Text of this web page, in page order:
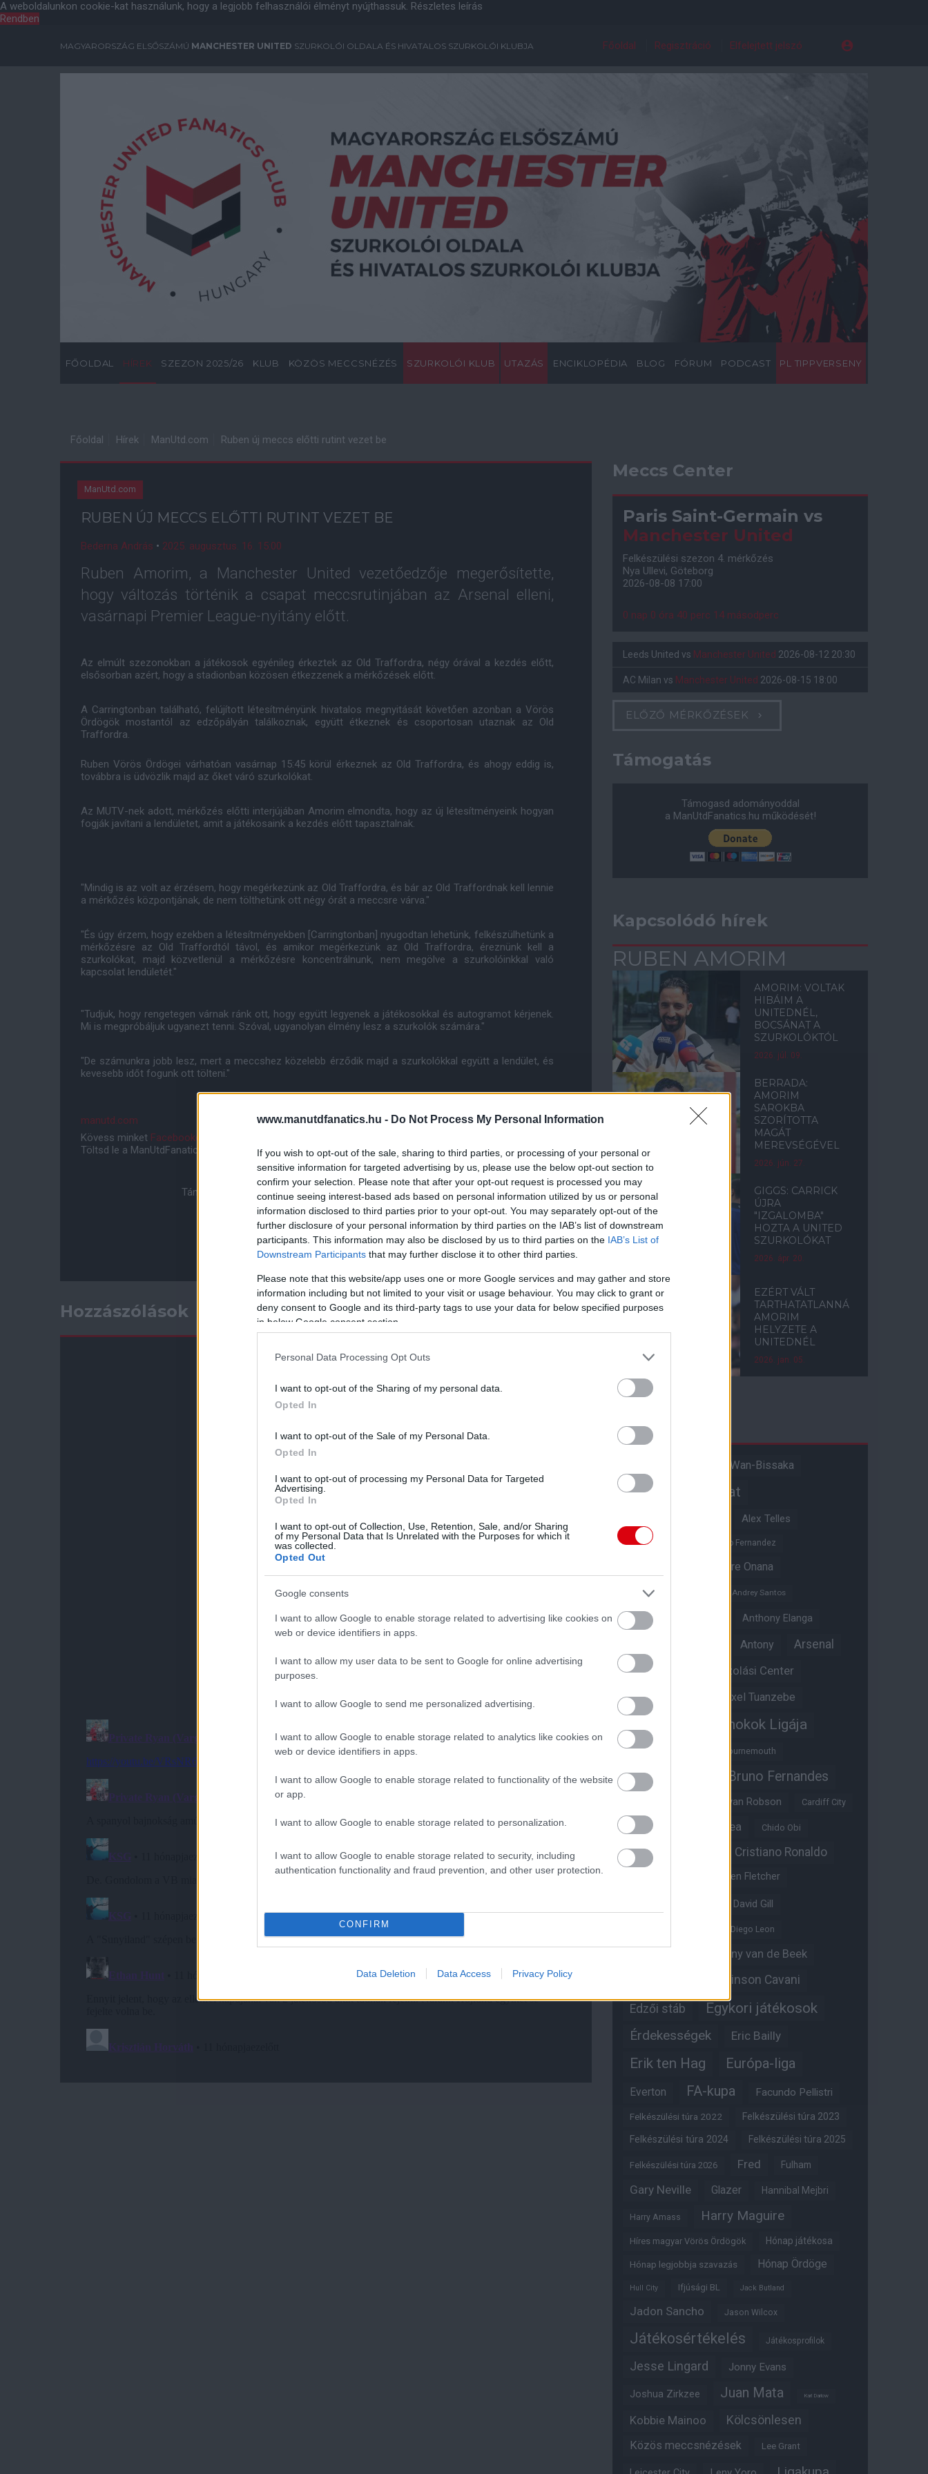
www.manutdfanatics.hu - Do Not Process My Personal Information
If you wish to opt-out of the sale, sharing to third parties, or processing of your personal or
sensitive information for targeted advertising by us, please use the below opt-out section to
confirm your selection. Please note that after your opt-out request is processed you may
continue seeing interest-based ads based on personal information utilized by us or personal
information disclosed to third parties prior to your opt-out. You may separately opt-out of the
further disclosure of your personal information by third parties on the IAB’s list of downstream
participants. This information may also be disclosed by us to third parties on the IAB’s List of
Downstream Participants that may further disclose it to other third parties.
Please note that this website/app uses one or more Google services and may gather and store
information including but not limited to your visit or usage behaviour. You may click to grant or
deny consent to Google and its third-party tags to use your data for below specified purposes
in below Google consent section.
Personal Data Processing Opt Outs
I want to opt-out of the Sharing of my personal data.
Opted In
I want to opt-out of the Sale of my Personal Data.
Opted In
I want to opt-out of processing my Personal Data for Targeted
Advertising.
Opted In
I want to opt-out of Collection, Use, Retention, Sale, and/or Sharing
of my Personal Data that Is Unrelated with the Purposes for which it
was collected.
Opted Out
Google consents
I want to allow Google to enable storage related to advertising like cookies on
web or device identifiers in apps.
I want to allow my user data to be sent to Google for online advertising
purposes.
I want to allow Google to send me personalized advertising.
I want to allow Google to enable storage related to analytics like cookies on
web or device identifiers in apps.
I want to allow Google to enable storage related to functionality of the website
or app.
I want to allow Google to enable storage related to personalization.
I want to allow Google to enable storage related to security, including
authentication functionality and fraud prevention, and other user protection.
CONFIRM
Data Deletion Data Access Privacy Policy
A weboldalunkon cookie-kat használunk, hogy a legjobb felhasználói élményt nyújthassuk. Részletes leírás
Rendben
MAGYARORSZÁG ELSŐSZÁMÚ MANCHESTER UNITED SZURKOLÓI OLDALA ÉS HIVATALOS SZURKOLÓI KLUBJA Főoldal Regisztráció Elfelejtett jelszó
FŐOLDAL HÍREK SZEZON 2025/26 KLUB KÖZÖS MECCSNÉZÉS SZURKOLÓI KLUB UTAZÁS ENCIKLOPÉDIA BLOG FÓRUM PODCAST PL TIPPVERSENY
Főoldal Hírek ManUtd.com Ruben új meccs előtti rutint vezet be
ManUtd.com
RUBEN ÚJ MECCS ELŐTTI RUTINT VEZET BE
Bederna András • 2025. augusztus. 16. 15:00
Ruben Amorim, a Manchester United vezetőedzője megerősítette,
hogy változás történik a csapat meccsrutinjában az Arsenal elleni,
vasárnapi Premier League-nyitány előtt.
Az elmúlt szezonokban a játékosok egyénileg érkeztek az Old Traffordra, négy órával a kezdés előtt,
elsősorban azért, hogy a stadionban közösen étkezzenek a mérkőzések előtt.
A Carringtonban található, felújított létesítményünk hivatalos megnyitását követően azonban a Vörös
Ördögök mostantól az edzőpályán találkoznak, együtt étkeznek és csoportosan utaznak az Old
Traffordra.
Ruben Vörös Ördögei várhatóan vasárnap 15:45 körül érkeznek az Old Traffordra, és ahogy eddig is,
továbbra is üdvözlik majd az őket váró szurkolókat.
Az MUTV-nek adott, mérkőzés előtti interjújában Amorim elmondta, hogy az új létesítményeink hogyan
fogják javítani a lendületet, amit a játékosaink a kezdés előtt tapasztalnak.
"Mindig is az volt az érzésem, hogy megérkezünk az Old Traffordra, és bár az Old Traffordnak kell lennie
a mérkőzés központjának, de nem tölthetünk ott négy órát a meccsre várva."
"És úgy érzem, hogy ezekben a létesítményekben [Carringtonban] nyugodtan lehetünk, felkészülhetünk a
mérkőzésre az Old Traffordtól távol, és amikor megérkezünk az Old Traffordra, éreznünk kell a
szurkolókat, majd közvetlenül a mérkőzésre koncentrálnunk, nem megölve a szurkolóinkkal való
kapcsolat lendületét."
"Tudjuk, hogy rengetegen várnak ránk ott, hogy együtt legyenek a játékosokkal és autogramot kérjenek.
Mi is megpróbáljuk ugyanezt tenni. Szóval, ugyanolyan élmény lesz a szurkolók számára."
"De számunkra jobb lesz, mert a meccshez közelebb érződik majd a szurkolókkal együtt a lendület, és
kevesebb időt fogunk ott tölteni."
manutd.com
Kövess minket Facebookon
Töltsd le a ManUtdFanatics.hu mobil applikációtAndroidraés iOS-re!
Támogasd adományoddal a ManUtdFanatics.hu működését!
Hozzászólások
Meccs Center
Paris Saint-Germain vs
Manchester United
Felkészülési szezon 4. mérkőzés
Nya Ullevi, Göteborg
2026-08-08 17:00
0 nap 0 óra 40 perc 13 másodperc
Leeds United vs Manchester United 2026-08-12 20:30
AC Milan vs Manchester United 2026-08-15 18:00
ELŐZŐ MÉRKŐZÉSEK
Támogatás
Támogasd adományoddal
a ManUtdFanatics.hu működését!
Kapcsolódó hírek
RUBEN AMORIM
AMORIM: VOLTAK
HIBÁIM A
UNITEDNÉL,
BOCSÁNAT A
SZURKOLÓKTÓL
2026. júl. 09.
BERRADA:
AMORIM
SAROKBA
SZORÍTOTTA
MAGÁT
MEREVSÉGÉVEL
2026. jún. 27.
GIGGS: CARRICK
ÚJRA
"IZGALOMBA"
HOZTA A UNITED
SZURKOLÓKAT
2026. ápr. 20.
EZÉRT VÁLT
TARTHATATLANNÁ
AMORIM
HELYZETE A
UNITEDNÉL
2026. jan. 05.
Aaron Wan-Bissaka
Akadémiai csapat
Alex Telles
Altay Bayindir Alvaro Fernandez
Andre Onana
Andreas Pereira
Andrey Santos
Angol válogatott Anthony Elanga
Antony Arsenal
Aston Villa Átigazolási Center
Átigazolások Axel Tuanzebe
Bajnokok Ligája
Benjamin Sesko Bournemouth
Brandon Williams Bruno Fernandes
Bryan Robson Cardiff City
Casemiro Chelsea Chido Obi
Christian Eriksen Cristiano Ronaldo
Darren Fletcher
David Gill
Diego Leon
Donny van de Beek
Edinson Cavani
Edzői stáb Egykori játékosok
Érdekességek Eric Bailly
Erik ten Hag Európa-liga
Everton FA-kupa Facundo Pellistri
Felkészülési túra 2022 Felkészülési túra 2023
Felkészülési túra 2024 Felkészülési túra 2025
Felkészülési túra 2026 Fred Fulham
Gary Neville Glazer Hannibal Mejbri
Harry Amass Harry Maguire
Híres magyar Vörös Ördögök Hónap játékosa
Hónap legjobbja szavazás Hónap Ördöge
Hull City Ifjúsági BL Jack Butland
Jadon Sancho Jason Wilcox
Játékosértékelés Játékosprofilok
Jesse Lingard Jonny Evans
Joshua Zirkzee Juan Mata Karl Darlow
Kobbie Mainoo Kölcsönlesen
Közös meccsnézések Lee Grant